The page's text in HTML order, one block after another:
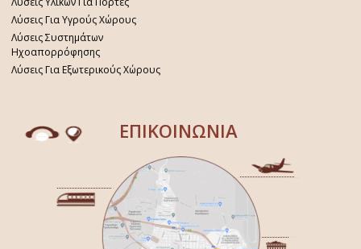
Λύσεις Για Υγρούς Χώρους
Λύσεις Συστημάτων
Ηχοαπορρόφησης
Λύσεις Για Εξωτερικούς Χώρους
ΕΠΙΚΟΙΝΩΝΙΑ